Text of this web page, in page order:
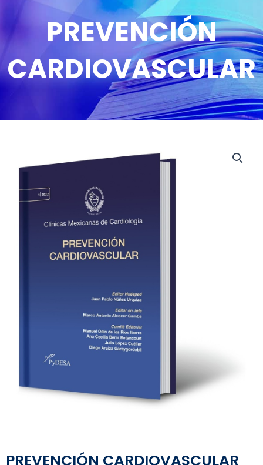
PREVENCIÓN
CARDIOVASCULAR
PREVENCIÓN CARDIOVASCULAR